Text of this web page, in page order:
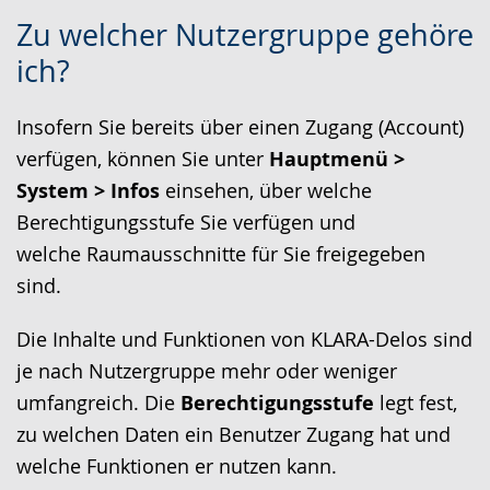
c
h
e
w
e
c
h
s
e
n
.
U
n
t
e
r
s
t
ü
t
u
n
g
.
c
h
e
r
G
e
b
ä
r
e
n
s
p
r
Zu welcher Nutzergruppe gehöre
ich?
Insofern Sie bereits über einen Zugang (Account)
verfügen, können Sie unter Hauptmenü >
System > Infos einsehen, über welche
Berechtigungsstufe Sie verfügen und
welche Raumausschnitte für Sie freigegeben
sind.
Die Inhalte und Funktionen von KLARA-Delos sind
je nach Nutzergruppe mehr oder weniger
umfangreich. Die Berechtigungsstufe legt fest,
zu welchen Daten ein Benutzer Zugang hat und
welche Funktionen er nutzen kann.
Leichten
Sprache
Audio-
Unterstützung.
Video
in
Gebärdensprache
wird
angezeigt.